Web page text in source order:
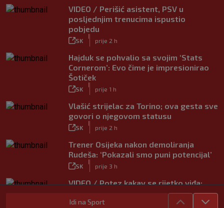
VIDEO / Perišić asistent, PSV u
posljednjim trenucima ispustio
pobjedu
SK prije 2 h
Hajduk se pohvalio sa svojim ‘Stats
Cornerom’: Evo čime je impresionirao
Šotiček
SK prije 1 h
Vlašić strijelac za Torino; ova gesta sve
govori o njegovom statusu
SK prije 2 h
Trener Osijeka nakon demoliranja
Rudeša: ‘Pokazali smo puni potencijal’
SK prije 3 h
VIDEO / Potez kakav se rijetko viđa:
Kada pomoć nije stigla, na rukama je
iznio suigrača u bolovima
Idi na Sport